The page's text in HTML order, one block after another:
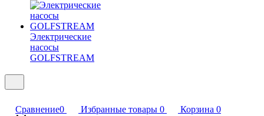
Электрические
насосы
GOLFSTREAM
Сравнение0 Избранные товары 0 Корзина 0